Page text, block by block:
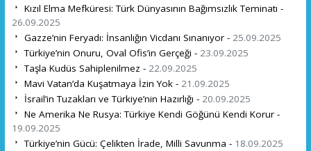
Kızıl Elma Mefküresi: Türk Dünyasının Bağımsızlık Teminatı -
26.09.2025
Gazze’nin Feryadı: İnsanlığın Vicdanı Sınanıyor - 25.09.2025
Türkiye’nin Onuru, Oval Ofis’in Gerçeği - 23.09.2025
Taşla Kudüs Sahiplenilmez - 22.09.2025
Mavi Vatan’da Kuşatmaya İzin Yok - 21.09.2025
İsrail’in Tuzakları ve Türkiye’nin Hazırlığı - 20.09.2025
Ne Amerika Ne Rusya: Türkiye Kendi Göğünü Kendi Korur -
19.09.2025
Türkiye’nin Gücü: Çelikten İrade, Milli Savunma - 18.09.2025